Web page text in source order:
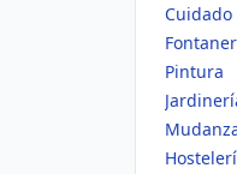
Cuidado
Pintura